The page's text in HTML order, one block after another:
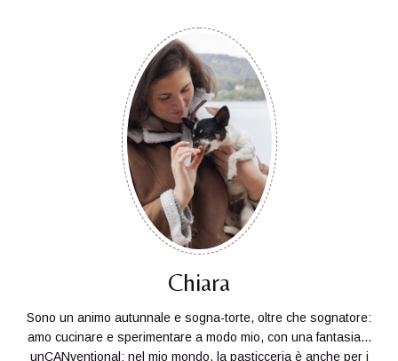
Chiara
Sono un animo autunnale e sogna-torte, oltre che sognatore:
amo cucinare e sperimentare a modo mio, con una fantasia...
unCANventional: nel mio mondo, la pasticceria è anche per i